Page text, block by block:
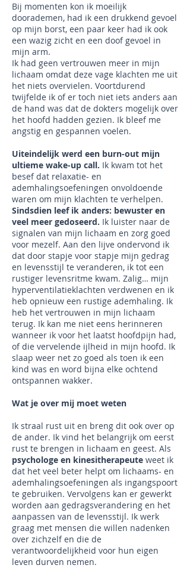
Bij momenten kon ik moeilijk
doorademen, had ik een drukkend gevoel
op mijn borst, een paar keer had ik ook
een wazig zicht en een doof gevoel in
mijn arm.
Ik had geen vertrouwen meer in mijn
lichaam omdat deze vage klachten me uit
het niets overvielen. Voortdurend
twijfelde ik of er toch niet iets anders aan
de hand was dat de dokters mogelijk over
het hoofd hadden gezien. Ik bleef me
angstig en gespannen voelen.
Uiteindelijk werd een burn-out mijn
ultieme wake-up call. Ik kwam tot het
besef dat relaxatie- en
ademhalingsoefeningen onvoldoende
waren om mijn klachten te verhelpen.
Sindsdien leef ik anders: bewuster en
veel meer gedoseerd. Ik luister naar de
signalen van mijn lichaam en zorg goed
voor mezelf. Aan den lijve ondervond ik
dat door stapje voor stapje mijn gedrag
en levensstijl te veranderen, ik tot een
rustiger levensritme kwam. Zalig… mijn
hyperventilatieklachten verdwenen en ik
heb opnieuw een rustige ademhaling. Ik
heb het vertrouwen in mijn lichaam
terug. Ik kan me niet eens herinneren
wanneer ik voor het laatst hoofdpijn had,
of die vervelende ijlheid in mijn hoofd. Ik
slaap weer net zo goed als toen ik een
kind was en word bijna elke ochtend
ontspannen wakker.
Wat je over mij moet weten
Ik straal rust uit en breng dit ook over op
de ander. Ik vind het belangrijk om eerst
rust te brengen in lichaam en geest. Als
psychologe en kinesitherapeute weet ik
dat het veel beter helpt om lichaams- en
ademhalingsoefeningen als ingangspoort
te gebruiken. Vervolgens kan er gewerkt
worden aan gedragsverandering en het
aanpassen van de levensstijl. Ik werk
graag met mensen die willen nadenken
over zichzelf en die de
verantwoordelijkheid voor hun eigen
leven durven nemen.